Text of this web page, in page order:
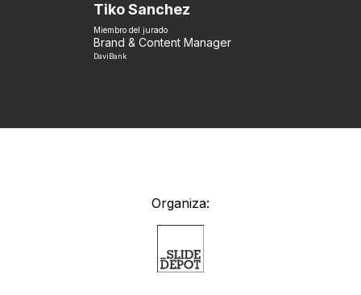
Tiko Sanchez
Miembro del jurado
Brand & Content Manager
DaviBank
Organiza: